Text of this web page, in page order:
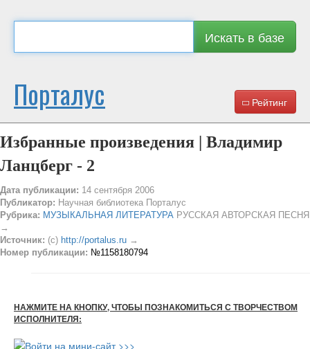
Искать в базе
Рейтинг
Порталус
Избранные произведения | Владимир
Ланцберг - 2
Дата публикации: 14 сентября 2006
Публикатор: Научная библиотека Порталус
Рубрика: МУЗЫКАЛЬНАЯ ЛИТЕРАТУРА РУССКАЯ АВТОРСКАЯ ПЕСНЯ
→
Источник: (c) http://portalus.ru →
Номер публикации: №1158180794
НАЖМИТЕ НА КНОПКУ, ЧТОБЫ ПОЗНАКОМИТЬСЯ С ТВОРЧЕСТВОМ
ИСПОЛНИТЕЛЯ: